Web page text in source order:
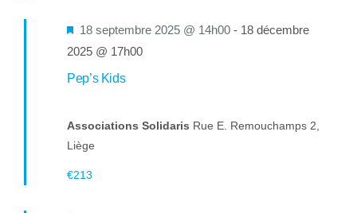
Pep’s Kids
Mis
en
avant
18 septembre 2025 @ 14h00 - 18 décembre
2025 @ 17h00
Associations Solidaris Rue E. Remouchamps 2,
Liège
€213